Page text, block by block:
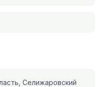
Селижаровский